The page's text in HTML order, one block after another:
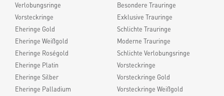
Verlobungsringe
Vorsteckringe
Eheringe Gold
Eheringe Weißgold
Eheringe Roségold
Eheringe Platin
Eheringe Silber
Eheringe Palladium
Besondere Trauringe
Exklusive Trauringe
Schlichte Trauringe
Moderne Trauringe
Schlichte Verlobungsringe
Vorsteckringe
Vorsteckringe Gold
Vorsteckringe Weißgold